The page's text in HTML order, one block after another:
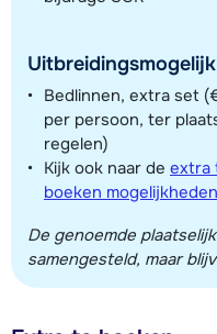
Bedlinnen, extra set
per persoon, ter
regelen)
Kijk ook naar de extra
boeken
De genoemde
samengesteld, maar